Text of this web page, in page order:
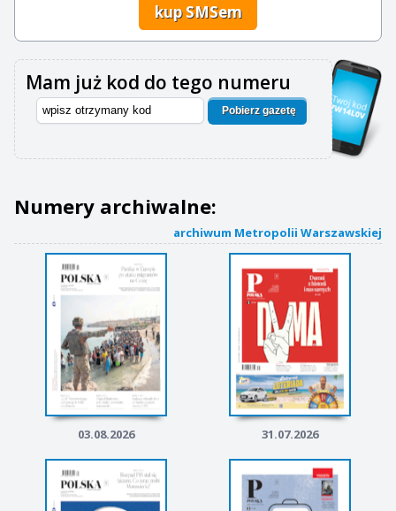
kup SMSem
Mam już kod do tego numeru
Pobierz gazetę
Numery archiwalne:
archiwum Metropolii Warszawskiej
03.08.2026 31.07.2026